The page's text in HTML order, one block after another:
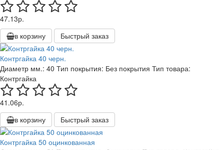
47.13р.
в корзину
Быстрый заказ
Контргайка 40 черн.
Диаметр мм.: 40 Тип покрытия: Без покрытия Тип товара:
Контргайка
41.06р.
в корзину
Быстрый заказ
Контргайка 50 оцинкованная